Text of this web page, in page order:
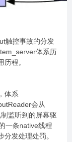
触控事故的分发
体系历
程。
体系
会从
监听到的屏幕驱
一条native线程
发处理处罚。